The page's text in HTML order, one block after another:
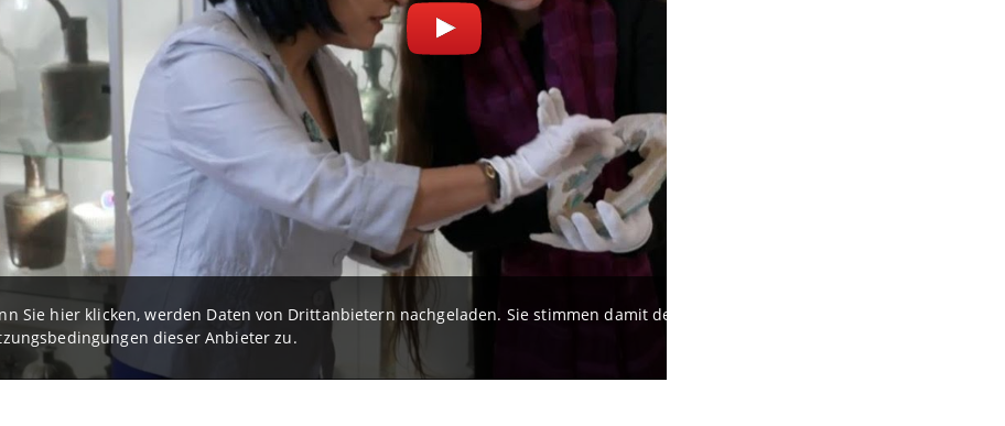
Sie hier klicken, werden Daten von Drittanbietern nachgeladen. Sie stimmen damit dem Datenschutz und den
dieser Anbieter zu.